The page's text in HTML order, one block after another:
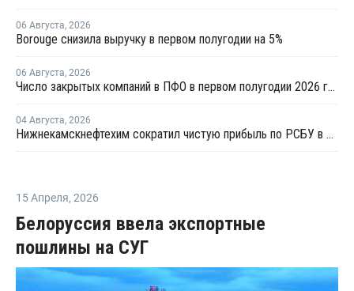
06 Августа, 2026
Borouge снизила выручку в первом полугодии на 5%
06 Августа, 2026
Число закрытых компаний в ПФО в первом полугодии 2026 года вдвое превысило число новых
04 Августа, 2026
Нижнекамскнефтехим сократил чистую прибыль по РСБУ в 15 раз в первом полугодии
15 Апреля, 2026
Белоруссия ввела экспортные
пошлины на СУГ